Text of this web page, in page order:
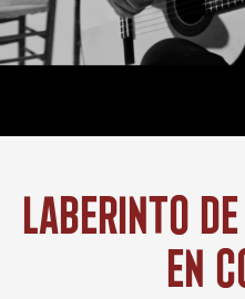
SkipLaberinto
En